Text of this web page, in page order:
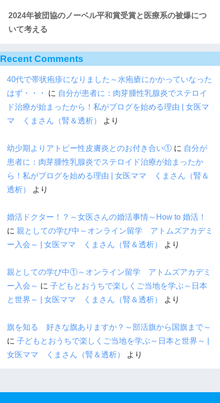
2024年被団協のノーベル平和賞受賞と医療系の被爆につ
いて考える
Recent Comments
40代で帯状疱疹になりました～水疱瘡にかかっていなった
はず・・・
に 自分が患者に：肉芽腫性乳腺炎でステロイ
ド治療が始まったから！私がブログを始める理由 | 女医マ
マ くまさん（腎＆透析）
より
幼少期よりアトピー性皮膚炎とのお付き合い① に 自分が
患者に：肉芽腫性乳腺炎でステロイド治療が始まったか
ら！私がブログを始める理由 | 女医ママ くまさん（腎＆
透析）
より
婚活ドクター！？～女医さんの婚活事情～How to 婚活！
に 親としての学び中～オンライン留学 アトムズアカデミ
ー入会～ | 女医ママ くまさん（腎＆透析）
より
親としての学び中①～オンライン留学 アトムズアカデミ
ー入会～ に 子どもとおうちで楽しくご当地を学ぶ～日本
と世界～ | 女医ママ くまさん（腎＆透析）
より
旗を知る 好きな旗ありますか？～部活旗から国旗まで～
に 子どもとおうちで楽しくご当地を学ぶ～日本と世界～ |
女医ママ くまさん（腎＆透析）
より